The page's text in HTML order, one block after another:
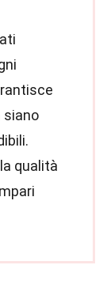
siano
qualità